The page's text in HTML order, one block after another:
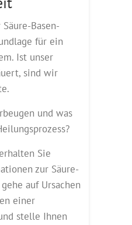
Basen-
für ein
Ist unser
sind wir
und was
Sie
zur Säure-
auf Ursachen
einer
stelle Ihnen